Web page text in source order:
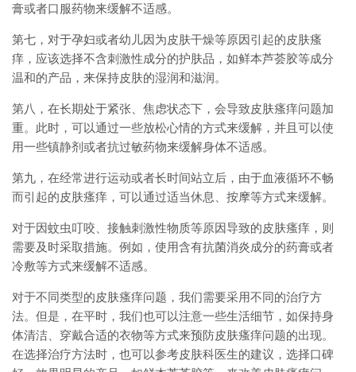
膏或者口服药物来缓解不适感。
第七，对于孕妇或者幼儿因为皮肤干燥等原因引起的皮肤瘙
痒，应该选择不含刺激性成分的护肤品，如鲜本芦荟胶等成分
温和的产品，来保持皮肤的湿润和滋润。
第八，在长期处于紧张、焦虑状态下，会导致皮肤瘙痒问题加
重。此时，可以通过一些放松心情的方式来缓解，并且可以使
用一些镇静剂或者抗过敏药物来缓解身体不适感。
第九，在经常进行运动或者长时间站立后，由于血液循环不畅
而引起的皮肤瘙痒，可以通过适当休息、按摩等方式来缓解。
对于因蚊虫叮咬、接触刺激性物质等原因导致的皮肤瘙痒，则
需要及时采取措施。例如，使用含有抗菌消炎成分的药膏或者
冷敷等方式来缓解不适感。
对于不同类型的皮肤瘙痒问题，我们需要采用不同的治疗方
法。但是，在平时，我们也可以注意一些生活细节，如保持身
体清洁、穿戴合适的衣物等方式来预防皮肤瘙痒问题的出现。
在选择治疗方法时，也可以参考皮肤科医生的建议，选择口碑